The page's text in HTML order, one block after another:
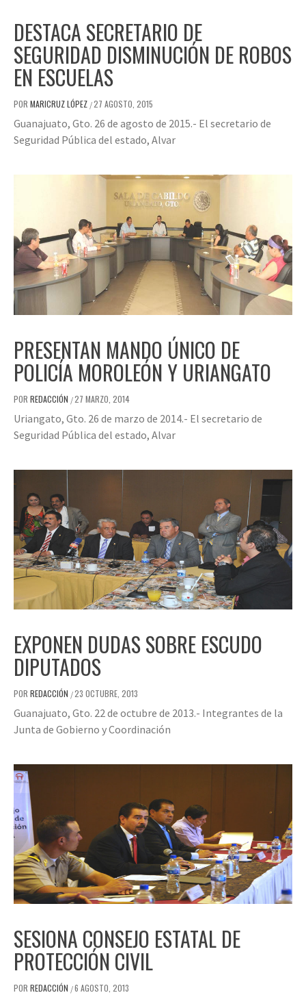
DESTACA SECRETARIO DE
SEGURIDAD DISMINUCIÓN DE ROBOS
EN ESCUELAS
POR MARICRUZ LÓPEZ /27 AGOSTO, 2015
Guanajuato, Gto. 26 de agosto de 2015.- El secretario de
Seguridad Pública del estado, Alvar
PRESENTAN MANDO ÚNICO DE
POLICÍA MOROLEÓN Y URIANGATO
POR REDACCIÓN /27 MARZO, 2014
Uriangato, Gto. 26 de marzo de 2014.- El secretario de
Seguridad Pública del estado, Alvar
EXPONEN DUDAS SOBRE ESCUDO
DIPUTADOS
POR REDACCIÓN /23 OCTUBRE, 2013
Guanajuato, Gto. 22 de octubre de 2013.- Integrantes de la
Junta de Gobierno y Coordinación
SESIONA CONSEJO ESTATAL DE
PROTECCIÓN CIVIL
POR REDACCIÓN /6 AGOSTO, 2013